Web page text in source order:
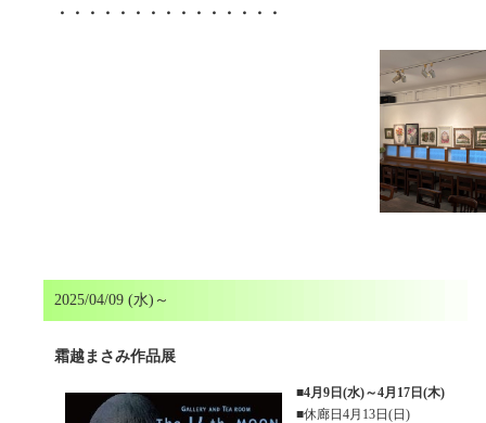
・・・・・・・・・・・・・・・
2025/04/09 (水)～
霜越まさみ作品展
■4月9日(水)～4月17日(木)
■休廊日4月13日(日)